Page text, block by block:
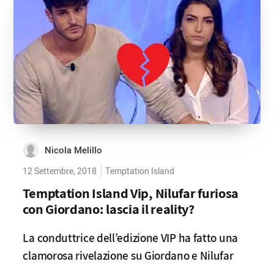
Nicola Melillo
12 Settembre, 2018 Temptation Island
Temptation Island Vip, Nilufar furiosa
con Giordano: lascia il reality?
La conduttrice dell’edizione VIP ha fatto una
clamorosa rivelazione su Giordano e Nilufar